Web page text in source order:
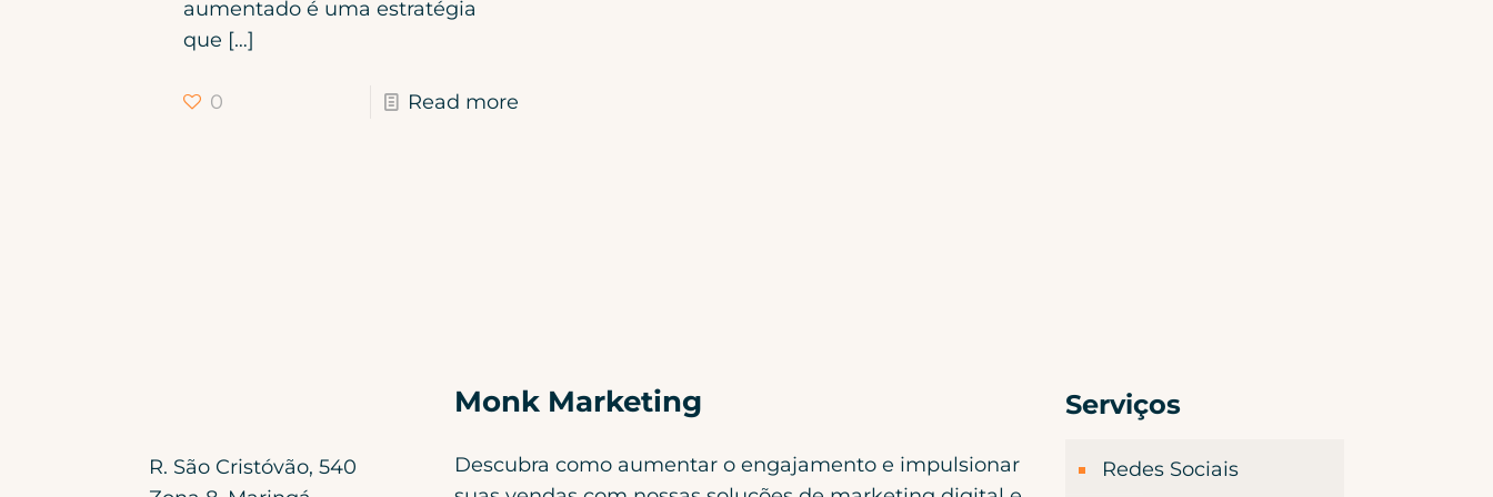
aumentado é uma estratégia
que […]
0 Read more
R. São Cristóvão, 540
Monk Marketing
Descubra como aumentar o engajamento e impulsionar
Serviços
Redes Sociais